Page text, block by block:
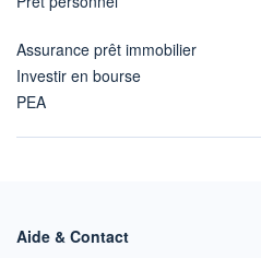
Assurance prêt immobilier
Investir en bourse
PEA
Aide & Contact